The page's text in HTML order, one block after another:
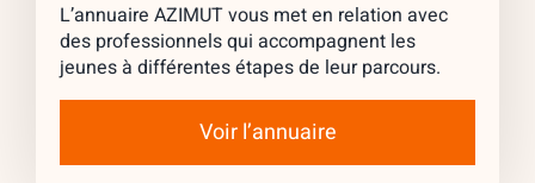
L’annuaire AZIMUT vous met en relation avec
des professionnels qui accompagnent les
jeunes à différentes étapes de leur parcours.
Voir l’annuaire